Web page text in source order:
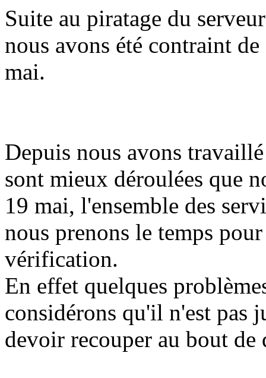
Suite au piratage du
nous avons été contraint
mai.
Depuis nous avons
sont mieux déroulées que
19 mai, l'ensemble des
nous prenons le temps
vérification.
En effet quelques
considérons qu'il n'est pas
devoir recouper au bout de